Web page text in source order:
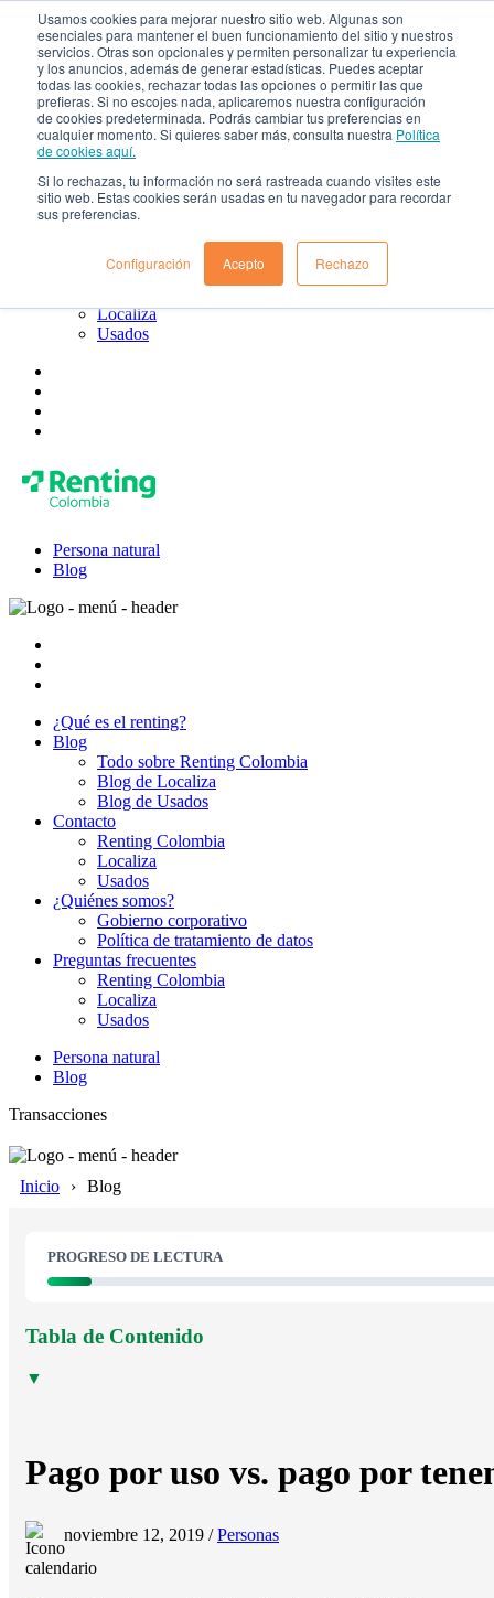
Usamos cookies para mejorar nuestro sitio web. Algunas son
esenciales para mantener el buen funcionamiento del sitio y nuestros
servicios. Otras son opcionales y permiten personalizar tu experiencia
y los anuncios, además de generar estadísticas. Puedes aceptar
todas las cookies, rechazar todas las opciones o permitir las que
prefieras. Si no escojes nada, aplicaremos nuestra configuración
de cookies predeterminada. Podrás cambiar tus preferencias en
cualquier momento. Si quieres saber más, consulta nuestra Política
de cookies aquí.
Si lo rechazas, tu información no será rastreada cuando visites este
sitio web. Estas cookies serán usadas en tu navegador para recordar
sus preferencias.
Configuración Acepto Rechazo
¿Qué es el renting?
Blog
Todo sobre Renting Colombia
Blog de Localiza
Blog de Usados
Contacto
Renting Colombia
Localiza
Usados
¿Quiénes somos?
Preguntas frecuentes
Localiza
Usados
Persona natural
Blog
¿Qué es el renting?
Blog
Todo sobre Renting Colombia
Blog de Localiza
Blog de Usados
Contacto
Renting Colombia
Localiza
Usados
¿Quiénes somos?
Gobierno corporativo
Política de tratamiento de datos
Preguntas frecuentes
Renting Colombia
Localiza
Usados
Persona natural
Blog
Transacciones
Inicio Blog
PROGRESO DE LECTURA
Tabla de Contenido
▼
Pago por uso vs. pago por
noviembre 12, 2019 /Personas